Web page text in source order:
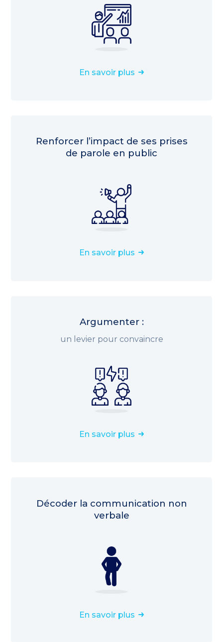
En savoir plus
Renforcer l’impact de ses prises
de parole en public
En savoir plus
Argumenter :
un levier pour convaincre
En savoir plus
Décoder la communication non
verbale
En savoir plus